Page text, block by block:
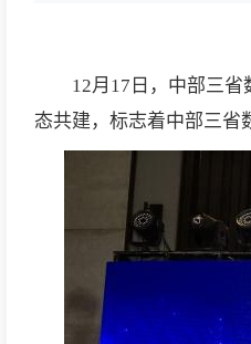
12月17日，中部三
态共建，标志着中部三省